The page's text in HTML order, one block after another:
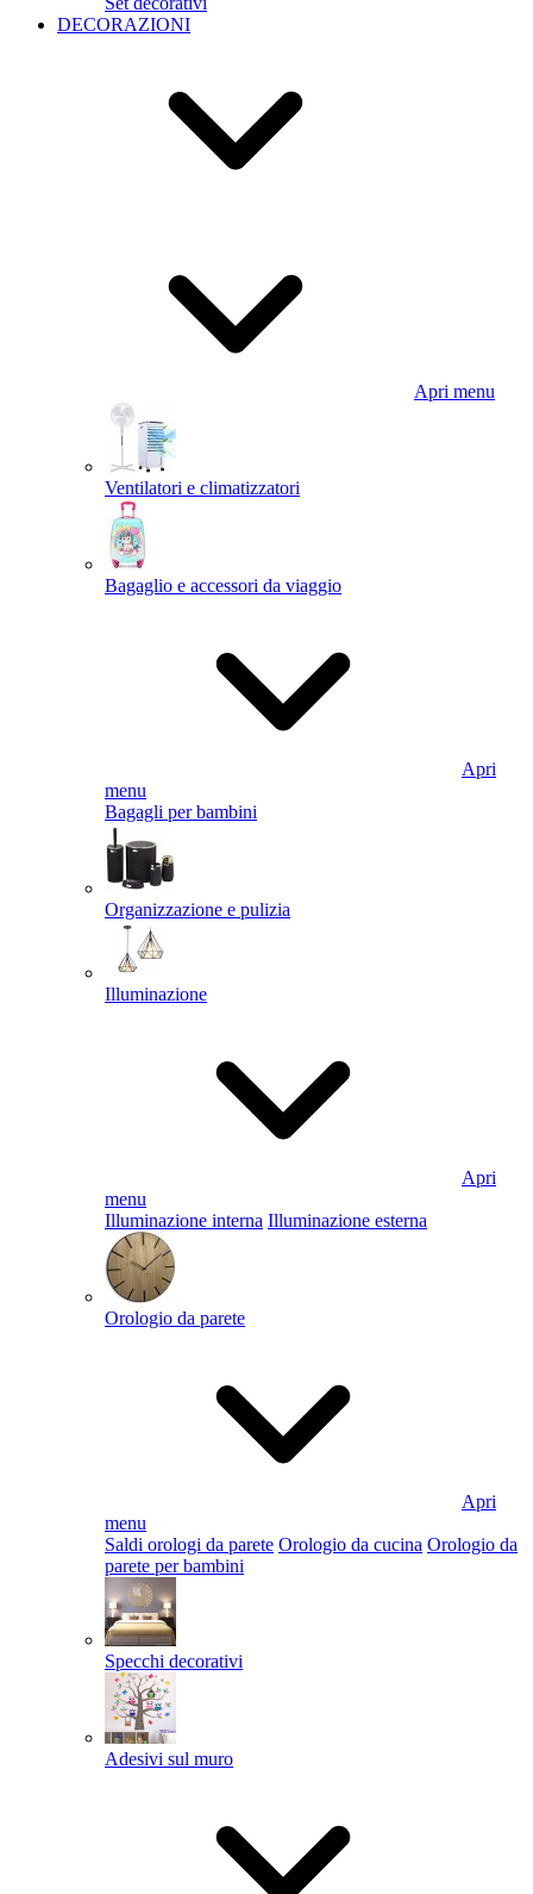
DECORAZIONI
Apri menu
Ventilatori e climatizzatori
Bagaglio e accessori da viaggio
Apri
menu
Bagagli per bambini
Organizzazione e pulizia
Illuminazione
Apri
menu
Illuminazione interna Illuminazione esterna
Orologio da parete
Apri
menu
Saldi orologi da parete Orologio da cucina Orologio da
parete per bambini
Specchi decorativi
Adesivi sul muro